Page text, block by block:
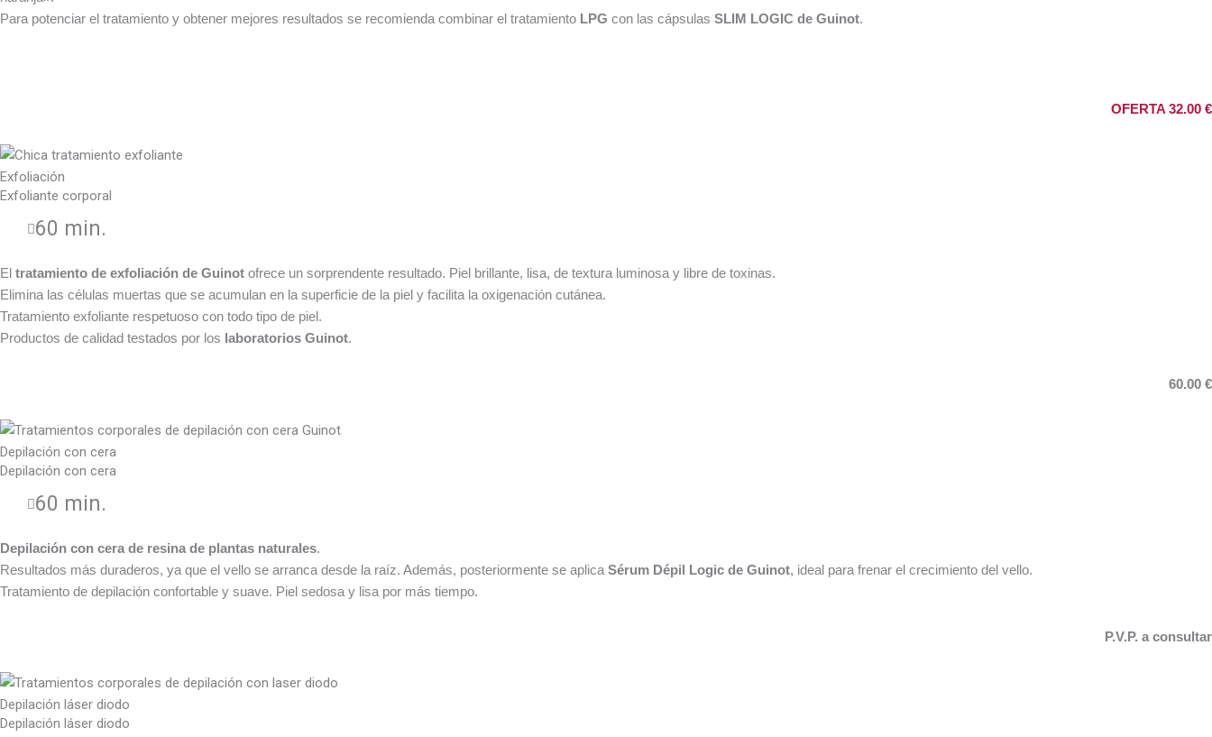
Para potenciar el tratamiento y obtener mejores resultados se recomienda combinar el tratamiento LPG con las cápsulas SLIM LOGIC de Guinot.
OFERTA 32.00 €
Exfoliación
Exfoliante corporal
60 min.
El tratamiento de exfoliación de Guinot ofrece un sorprendente resultado. Piel brillante, lisa, de textura luminosa y libre de toxinas.
Elimina las células muertas que se acumulan en la superficie de la piel y facilita la oxigenación cutánea.
Tratamiento exfoliante respetuoso con todo tipo de piel.
Productos de calidad testados por los laboratorios Guinot.
60.00 €
Depilación con cera
Depilación con cera
60 min.
Depilación con cera de resina de plantas naturales.
Resultados más duraderos, ya que el vello se arranca desde la raíz. Además, posteriormente se aplica Sérum Dépil Logic de Guinot, ideal para frenar el crecimiento del vello.
Tratamiento de depilación confortable y suave. Piel sedosa y lisa por más tiempo.
P.V.P. a consultar
Depilación láser diodo
Depilación láser diodo